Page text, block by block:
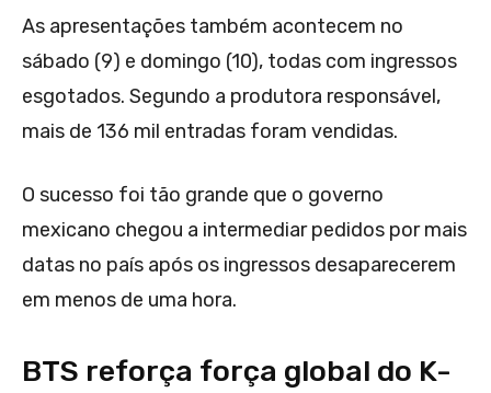
As apresentações também acontecem no
sábado (9) e domingo (10), todas com ingressos
esgotados. Segundo a produtora responsável,
mais de 136 mil entradas foram vendidas.
O sucesso foi tão grande que o governo
mexicano chegou a intermediar pedidos por mais
datas no país após os ingressos desaparecerem
em menos de uma hora.
BTS reforça força global do K-